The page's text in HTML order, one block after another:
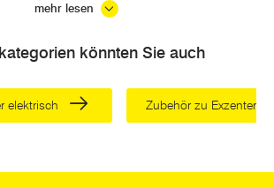
und seine
unterscheidet man zwischen Schwing-
Exzenterschleifer verbinden
So erreichen sie ein besonders
stets neue Schleifbahnen
mehr lesen
könnten Sie auch
elektrisch Zubehör zu